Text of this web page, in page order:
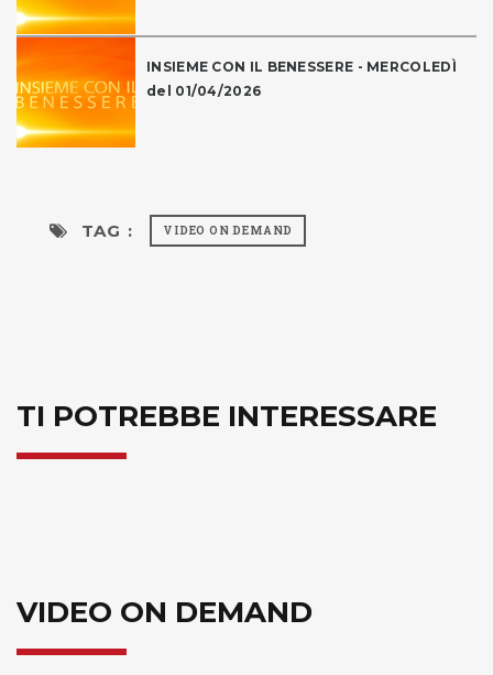
INSIEME CON IL BENESSERE - MERCOLEDÌ
del 01/04/2026
TAG : VIDEO ON DEMAND
TI POTREBBE INTERESSARE
VIDEO ON DEMAND